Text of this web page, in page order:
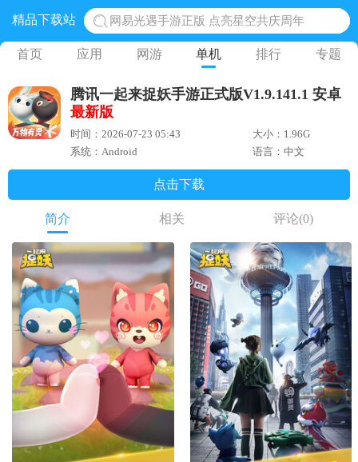
精品下载站
网易光遇手游正版 点亮星空共庆周年
黎明觉醒生机腾讯正版 黎明觉醒生机国际服
蛋仔派对下载 蛋仔派对体验服
奥特曼王者传奇 正版奥特曼游戏
首页 应用 网游 单机 排行 专题
腾讯一起来捉妖手游正式版V1.9.141.1 安卓
最新版
时间：2026-07-23 05:43
大小：1.96G
系统：Android
语言：中文
点击下载
简介 相关 评论(0)